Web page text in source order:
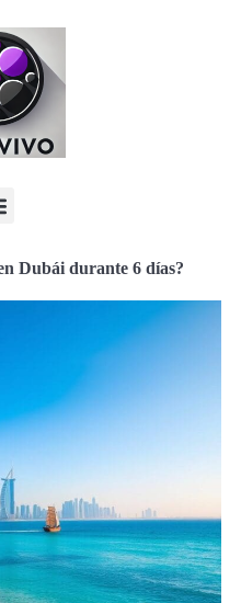
Dubái durante 6 días?